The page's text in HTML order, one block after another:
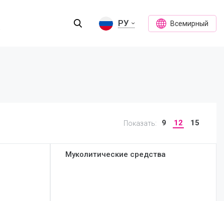
РУ Всемирный
Показать: 9 12 15
Муколитические средства